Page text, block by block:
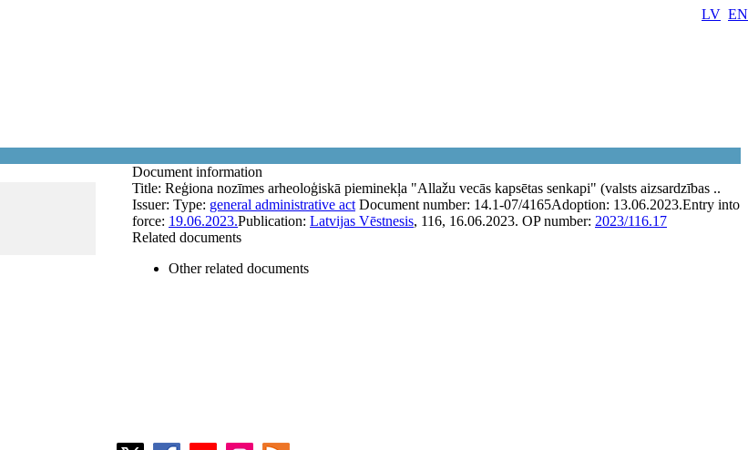
LV EN
Document information
Title: Reģiona nozīmes arheoloģiskā pieminekļa "Allažu vecās kapsētas senkapi" (valsts aizsardzības ..
Issuer: Type: general administrative act Document number: 14.1-07/4165Adoption: 13.06.2023.Entry into
force: 19.06.2023.Publication: Latvijas Vēstnesis, 116, 16.06.2023. OP number: 2023/116.17
Related documents
Other related documents